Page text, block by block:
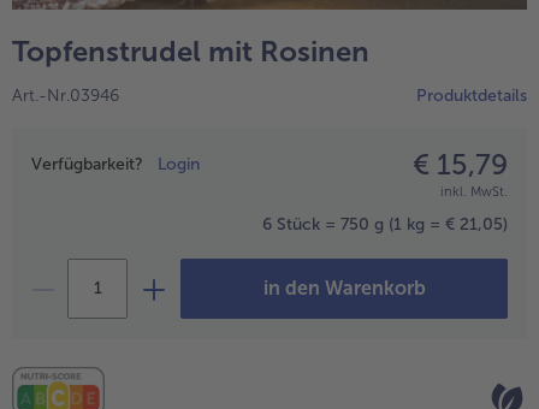
alle Obst
alle Süße Vielfalt
Confiserie & Feinkost
alle Küchenhelfer
Topfenstrudel mit Rosinen
Art.-Nr.03946 Produktdetails
Preisangabe
Verfügbarkeit? Login € 15,79
inkl. MwSt.
6 Stück = 750 g (1 kg = € 21,05)
in den Warenkorb